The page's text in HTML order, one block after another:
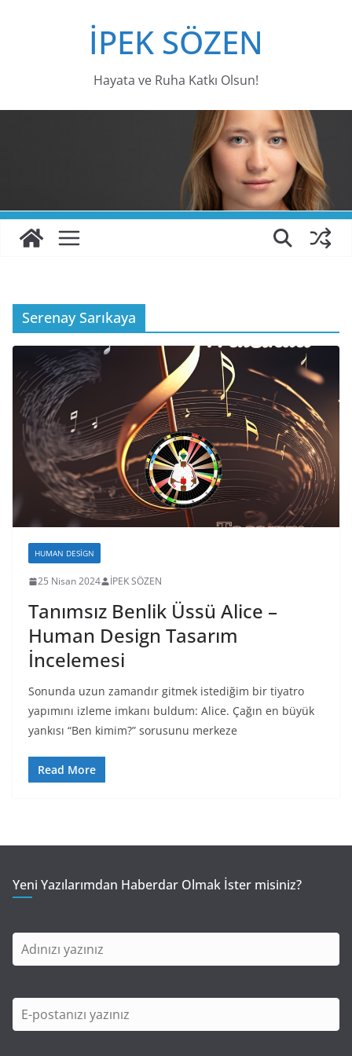
İPEK SÖZEN
Hayata ve Ruha Katkı Olsun!
Serenay Sarıkaya
HUMAN DESIGN
25 Nisan 2024 İPEK SÖZEN
Tanımsız Benlik Üssü Alice –
Human Design Tasarım
İncelemesi
Sonunda uzun zamandır gitmek istediğim bir tiyatro
yapımını izleme imkanı buldum: Alice. Çağın en büyük
yankısı “Ben kimim?” sorusunu merkeze
Read More
Yeni Yazılarımdan Haberdar Olmak İster misiniz?